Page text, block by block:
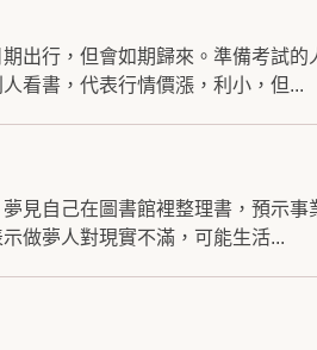
出行，但會如期歸來。準備考試的
看書，代表行情價漲，利小，但...
見自己在圖書館裡整理書，預示事
做夢人對現實不滿，可能生活...